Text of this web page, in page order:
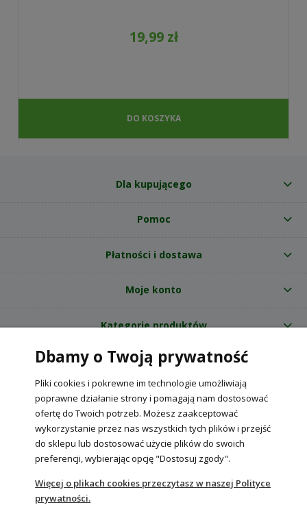
19,99 zł
DO KOSZYKA
Dla kupującego
Pomoc
Płatności i dostawa
Moje konto
Kategorie produktów
O nas
Internetowy sklep ogrodniczy z nasionami RajOgrodnika.pl
NIP: 6090037061, REGON: 260240470 | Czarnca, ul. Tęczowa 31, 29-100
Włoszczowa
POKAŻ PEŁNĄ WERSJĘ STRONY
Dbamy o Twoją prywatność
Pliki cookies i pokrewne im technologie umożliwiają
poprawne działanie strony i pomagają nam dostosować
ofertę do Twoich potrzeb. Możesz zaakceptować
wykorzystanie przez nas wszystkich tych plików i przejść
do sklepu lub dostosować użycie plików do swoich
preferencji, wybierając opcję "Dostosuj zgody".
Więcej o plikach cookies przeczytasz w naszej Polityce
prywatności.